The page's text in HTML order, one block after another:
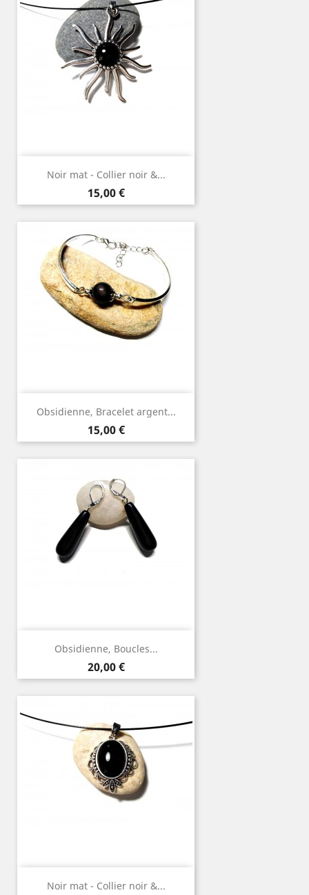
Noir mat - Collier noir &...
Prix
15,00 €
Obsidienne, Bracelet argent...
Prix
15,00 €
Obsidienne, Boucles...
Prix
20,00 €
Noir mat - Collier noir &...